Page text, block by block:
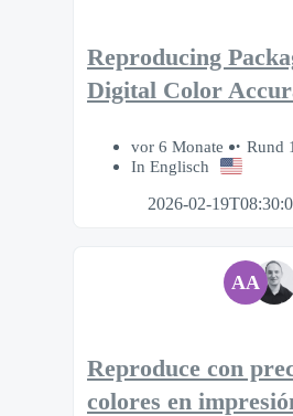
Reproducing
Digital Color
vor 6 Monate
Rund
In Englisch
2026-02-
AA
Reproduce con
colores en